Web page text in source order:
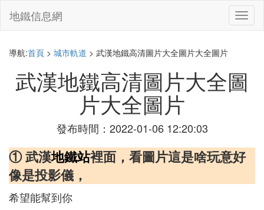
切
換
地鐵信息網
導航:首頁 > 城市軌道 > 武漢地鐵高清圖片大全圖片大全圖片
武漢地鐵高清圖片大全圖
片大全圖片
發布時間：2022-01-06 12:20:03
① 武漢地鐵站裡面，看圖片這是啥玩意好
像是投影儀，
希望能幫到你